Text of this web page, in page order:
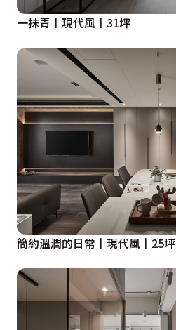
一抹青丨現代風丨31坪
簡約溫潤的日常丨現代風丨25坪